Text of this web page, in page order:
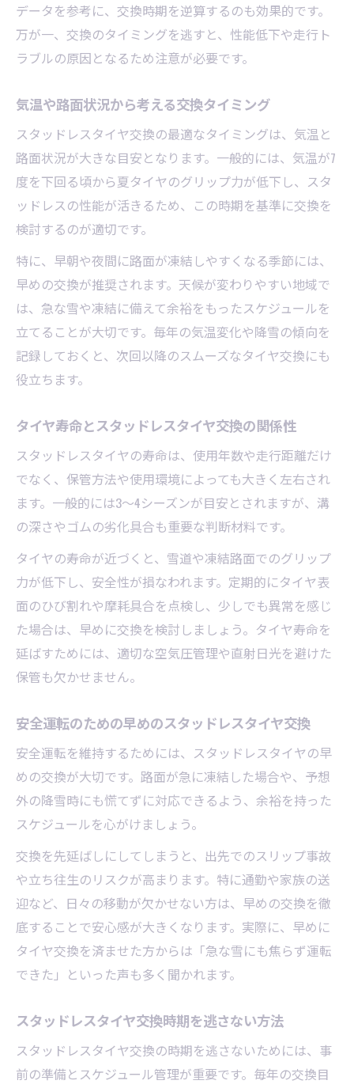
交換作業時に確認すべき安全ポイント
タイヤ脱着時の工具と正しい使い方
スタッドレスタイヤ交換後の空気圧チェッ
夏にスタッドレスで走るリスクも把握しよう
夏のスタッドレスタイヤ走行が危険な理由
燃費悪化や寿命短縮のリスクを正しく理解
バーストや滑りやすさへの注意と対策
夏にスタッドレスタイヤ交換しない理由と
は
走行性能低下による安全性の問題点
自分でできるスタッドレスタイヤ交換のコツ
初心者でも安心のスタッドレスタイヤ交換
手順
イント
安全に素早く交換するためのコツ
自分で交換時のトラブル防止方法
スタッドレスタイヤ交換後の点検チェック
リスト
持ち込み交換や保管のポイントを知るには
スタッドレスタイヤ交換の持ち込み対応店
舗選び
持ち込み時の注意点と費用を抑える方法
スタッドレスタイヤ交換後の適切な保管方
タイヤ保管時に気をつけたい環境管理の工
夫
保管サービス活用で交換費用を節約するコ
ツ
データを参考に、交換時期を逆算するのも効果的です。
万が一、交換のタイミングを逃すと、性能低下や走行ト
ラブルの原因となるため注意が必要です。
気温や路面状況から考える交換タイミング
スタッドレスタイヤ交換の最適なタイミングは、気温と
路面状況が大きな目安となります。一般的には、気温が7
度を下回る頃から夏タイヤのグリップ力が低下し、スタ
ッドレスの性能が活きるため、この時期を基準に交換を
検討するのが適切です。
特に、早朝や夜間に路面が凍結しやすくなる季節には、
早めの交換が推奨されます。天候が変わりやすい地域で
は、急な雪や凍結に備えて余裕をもったスケジュールを
立てることが大切です。毎年の気温変化や降雪の傾向を
記録しておくと、次回以降のスムーズなタイヤ交換にも
役立ちます。
タイヤ寿命とスタッドレスタイヤ交換の関係性
スタッドレスタイヤの寿命は、使用年数や走行距離だけ
でなく、保管方法や使用環境によっても大きく左右され
ます。一般的には3〜4シーズンが目安とされますが、溝
の深さやゴムの劣化具合も重要な判断材料です。
タイヤの寿命が近づくと、雪道や凍結路面でのグリップ
力が低下し、安全性が損なわれます。定期的にタイヤ表
面のひび割れや摩耗具合を点検し、少しでも異常を感じ
た場合は、早めに交換を検討しましょう。タイヤ寿命を
延ばすためには、適切な空気圧管理や直射日光を避けた
保管も欠かせません。
安全運転のための早めのスタッドレスタイヤ交換
安全運転を維持するためには、スタッドレスタイヤの早
めの交換が大切です。路面が急に凍結した場合や、予想
外の降雪時にも慌てずに対応できるよう、余裕を持った
スケジュールを心がけましょう。
交換を先延ばしにしてしまうと、出先でのスリップ事故
や立ち往生のリスクが高まります。特に通勤や家族の送
迎など、日々の移動が欠かせない方は、早めの交換を徹
底することで安心感が大きくなります。実際に、早めに
タイヤ交換を済ませた方からは「急な雪にも焦らず運転
できた」といった声も多く聞かれます。
スタッドレスタイヤ交換時期を逃さない方法
スタッドレスタイヤ交換の時期を逃さないためには、事
前の準備とスケジュール管理が重要です。毎年の交換目